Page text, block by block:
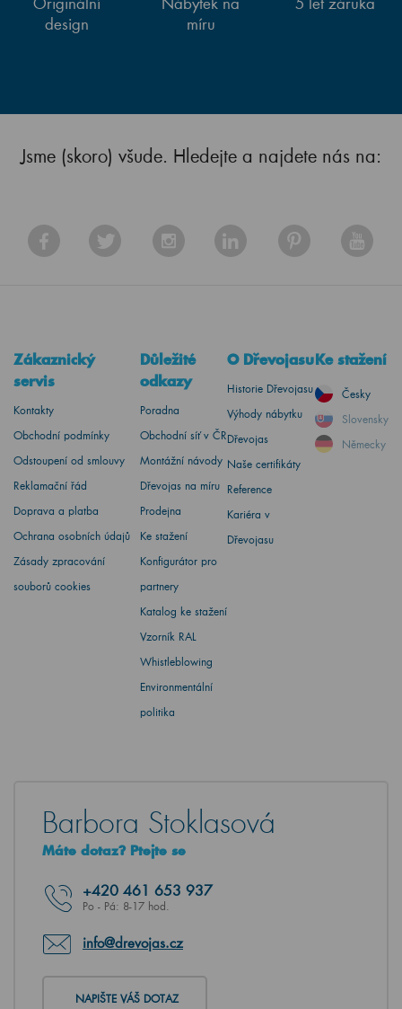
design
míru
Jsme (skoro) všude. Hledejte a najdete nás na:
Zákaznický
servis
Kontakty
Obchodní podmínky
Odstoupení od smlouvy
Reklamační řád
Doprava a platba
Ochrana osobních údajů
Zásady zpracování
souborů cookies
Důležité
odkazy
Poradna
Obchodní síť v ČR
Montážní návody
Dřevojas na míru
Prodejna
Ke stažení
Konfigurátor pro
partnery
Katalog ke stažení
Vzorník RAL
Whistleblowing
Environmentální
politika
O Dřevojasu
Historie Dřevojasu
Výhody nábytku
Dřevojas
Naše certifikáty
Reference
Kariéra v
Dřevojasu
Ke stažení
Česky
Slovensky
Německy
Barbora Stoklasová
Máte dotaz? Ptejte se
+420 461 653 937
Po - Pá: 8-17 hod.
info@drevojas.cz
NAPIŠTE VÁŠ DOTAZ